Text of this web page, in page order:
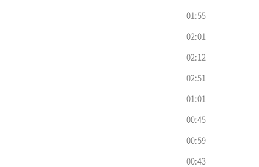
01:55
02:01
02:12
02:51
01:01
00:45
00:59
00:43